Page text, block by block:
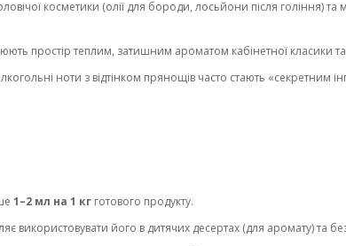
косметики (олії для бороди, лосьйони після гоління)
простір теплим, затишним ароматом кабінетної класики
ноти з відтінком прянощів часто стають «секретним
1–2 мл на 1 кг готового продукту.
використовувати його в дитячих десертах (для аромату) та